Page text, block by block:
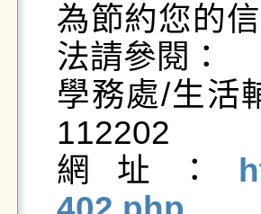
為節約您的
法請參閱：
學務處/生活
112202
網址：